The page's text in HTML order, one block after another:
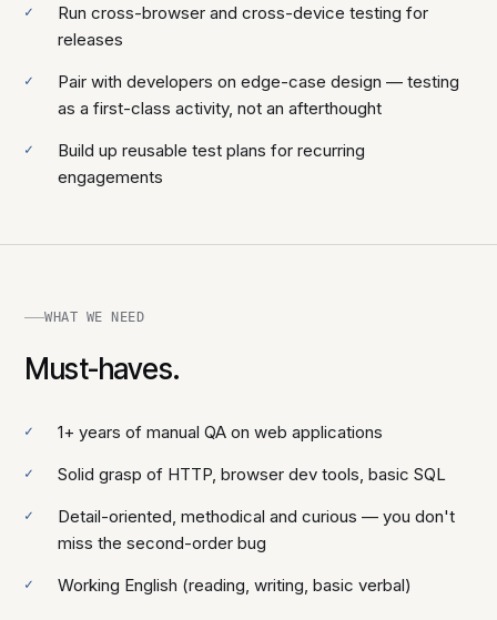
Run cross-browser and cross-device testing for
releases
Pair with developers on edge-case design — testing
as a first-class activity, not an afterthought
Build up reusable test plans for recurring
engagements
WHAT WE NEED
Must-haves.
1+ years of manual QA on web applications
Solid grasp of HTTP, browser dev tools, basic SQL
Detail-oriented, methodical and curious — you don't
miss the second-order bug
Working English (reading, writing, basic verbal)